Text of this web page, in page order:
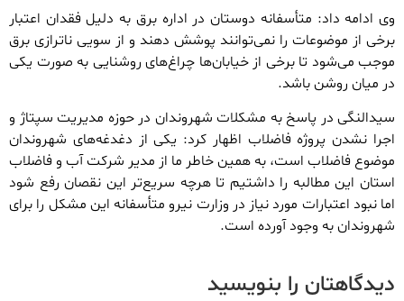
وی ادامه داد: متأسفانه دوستان در اداره برق به دلیل فقدان اعتبار
برخی از موضوعات را نمی‌توانند پوشش دهند و از سویی ناترازی برق
موجب می‌شود تا برخی از خیابان‌ها چراغ‌های روشنایی به صورت یکی
در میان روشن باشد.
سیدالنگی در پاسخ به مشکلات شهروندان در حوزه مدیریت سپتاژ و
اجرا نشدن پروژه فاضلاب اظهار کرد: یکی از دغدغه‌های شهروندان
موضوع فاضلاب است، به همین خاطر ما از مدیر شرکت آب و فاضلاب
استان این مطالبه را داشتیم تا هرچه سریع‌تر این نقصان رفع شود
اما نبود اعتبارات مورد نیاز در وزارت نیرو متأسفانه این مشکل را برای
شهروندان به وجود آورده است.
دیدگاهتان را بنویسید